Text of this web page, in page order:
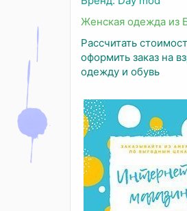
Женская одежда из
Рассчитать
оформить заказ на
одежду и обувь